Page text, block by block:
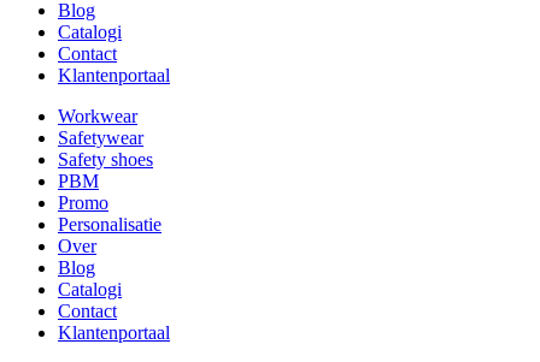
Blog
Catalogi
Contact
Klantenportaal
Workwear
Safetywear
Safety shoes
PBM
Promo
Personalisatie
Over
Blog
Catalogi
Contact
Klantenportaal